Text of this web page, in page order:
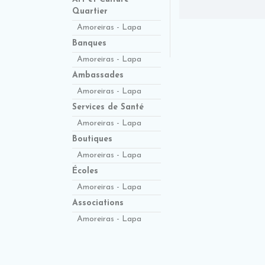
Quartier
Amoreiras - Lapa
Banques
Amoreiras - Lapa
Ambassades
Amoreiras - Lapa
Services de Santé
Amoreiras - Lapa
Boutiques
Amoreiras - Lapa
Écoles
Amoreiras - Lapa
Associations
Amoreiras - Lapa